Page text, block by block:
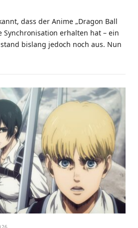
dass der Anime „Dragon Ball
Synchronisation erhalten hat – ein
bislang jedoch noch aus. Nun